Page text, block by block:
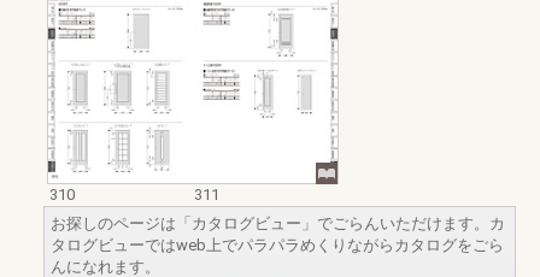
310
311
お探しのページは「カタログビュー」でごらんいただけます。カ
タログビューではweb上でパラパラめくりながらカタログをごら
んになれます。